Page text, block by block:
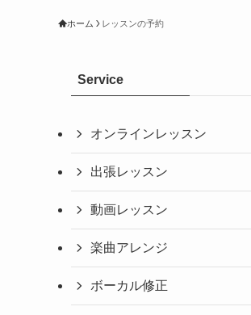
ホーム レッスンの予約
Service
オンラインレッスン
出張レッスン
動画レッスン
楽曲アレンジ
ボーカル修正